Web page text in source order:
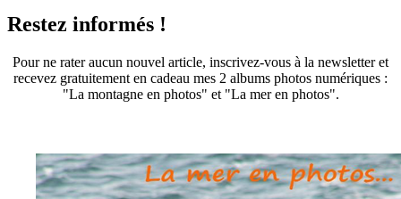
Restez informés !
Pour ne rater aucun nouvel article, inscrivez-vous à la newsletter et
recevez gratuitement en cadeau mes 2 albums photos numériques :
"La montagne en photos" et "La mer en photos".